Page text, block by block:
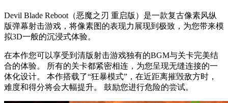
Devil Blade Reboot（恶魔之刃 重启版）是一款复古像素风纵
版弹幕射击游戏，将像素图的表现力展现到极致，为您带来模
拟3D一般的沉浸式体验。
在本作您可以享受到清版射击游戏独有的BGM与关卡完美结
合的体验。 所有的关卡都紧密相连，为您呈现无缝连接的一
体化设计。 本作搭载了“狂暴模式”，在近距离摧毁敌方时，
难度和得分将会大幅提升。 鼓励您进行危险的尝试。